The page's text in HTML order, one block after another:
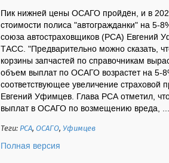
Пик нижней цены ОСАГО пройдён, и в
стоимости полиса "автогражданки" на 5-
союза автостраховщиков (РСА) Евгений
ТАСС. "Предварительно можно сказать,
корзины запчастей по справочникам
объем выплат по ОСАГО возрастет на 5-
соответствующее увеличение
Евгений Уфимцев. Глава РСА отметил,
выплат в ОСАГО по возмещению вреда, ...
Теги:РСА,ОСАГО, Уфимцев
Полная версия